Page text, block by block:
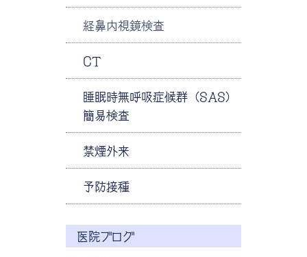
経鼻内視鏡検査
CT
睡眠時無呼吸症候群（SAS）
簡易検査
禁煙外来
予防接種
医院ブログ